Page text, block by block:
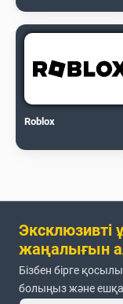
Roblox
Эксклюзивті
жаңалығын
Бізбен бірге
болыңыз және